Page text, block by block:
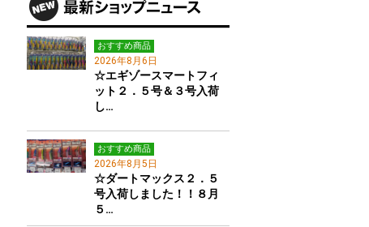
おすすめ商品
2026年8月6日
☆エギゾースマートフィ
ット２．５号＆３号入荷
し…
おすすめ商品
2026年8月5日
☆ダートマックス２．５
号入荷しました！！８月
５…